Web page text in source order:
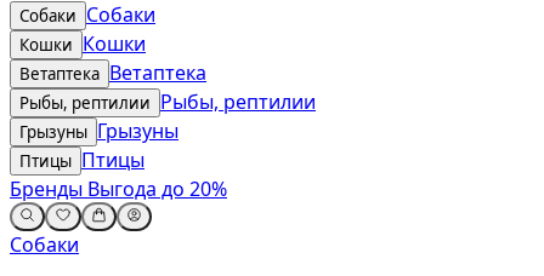
Собаки Собаки
Кошки Кошки
Ветаптека Ветаптека
Рыбы, рептилии Рыбы, рептилии
Грызуны Грызуны
Птицы Птицы
Бренды Выгода до 20%
Собаки